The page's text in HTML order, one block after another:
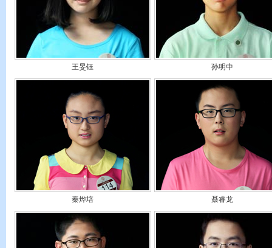
王旻钰 孙明中
秦烨培 聂睿龙